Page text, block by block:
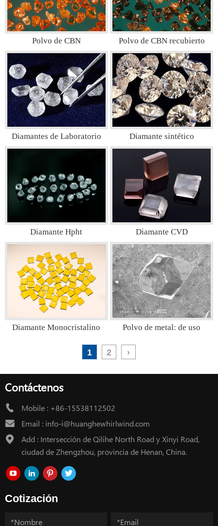
Polvo de CBN Polvo de CBN recubierto
Diamantes de Laboratorio
(GemQuality)
Diamante sintético
Diamante Hpht Diamante CVD
Diamante Monocristalino
Polvo de metal: de uso
1 2 ›
Contáctenos
Mobile : +86-15538112502
Email : info-i@huanghewhirlwind.com
Add : Intersección de Qilihe North Road y Xinyi Road,
ciudad de Zhengzhou, provincia de Henan, China.
Cotización